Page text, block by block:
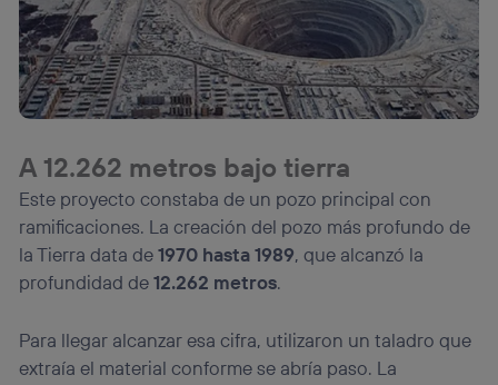
A 12.262 metros bajo tierra
Este proyecto constaba de un pozo principal con
ramificaciones. La creación del pozo más profundo de
la Tierra data de1970 hasta 1989, que alcanzó la
profundidad de12.262 metros.
Para llegar alcanzar esa cifra, utilizaron un taladro que
extraía el material conforme se abría paso. La